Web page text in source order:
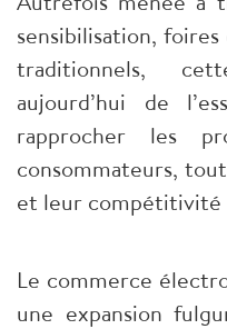
sensibilisation,
traditionnels,
aujourd’hui de
rapprocher les
consommateurs,
et leur compétitivité
Le commerce
une expansion